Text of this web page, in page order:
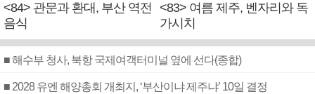
<84> 관문과 환대, 부산 역전
음식
<83> 여름 제주, 벤자리와 독
가시치
■ 해수부 청사, 북항 국제여객터미널 옆에 선다(종합)
■ 2028 유엔 해양총회 개최지, ‘부산이냐 제주냐’ 10일 결정